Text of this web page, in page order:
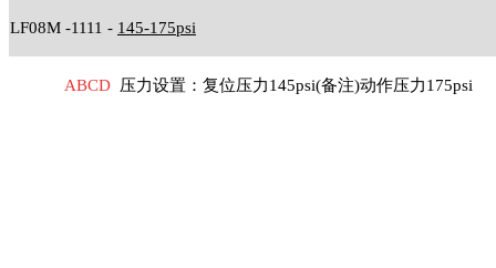
LF08M -1111 - 145-175psi
ABCD 压力设置：复位压力145psi(备注)动作压力175psi